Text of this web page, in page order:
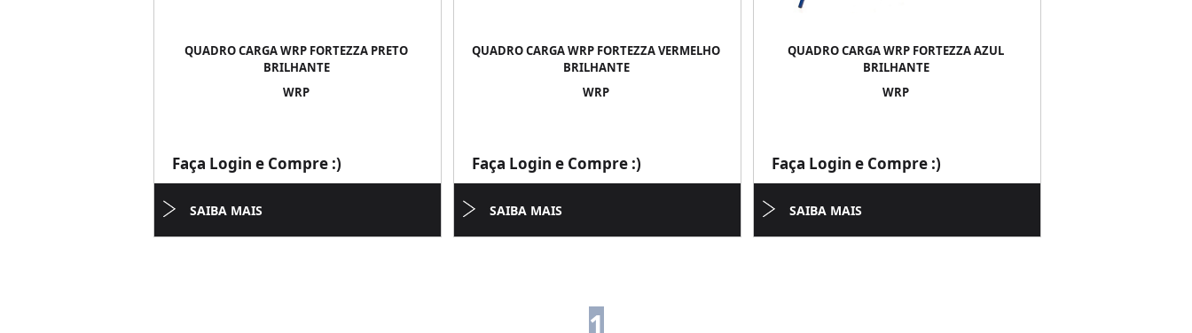
QUADRO CARGA WRP FORTEZZA PRETO
BRILHANTE
WRP
Faça Login e Compre :)
SAIBA MAIS
QUADRO CARGA WRP FORTEZZA VERMELHO
BRILHANTE
WRP
Faça Login e Compre :)
SAIBA MAIS
QUADRO CARGA WRP FORTEZZA AZUL
BRILHANTE
WRP
Faça Login e Compre :)
SAIBA MAIS
1